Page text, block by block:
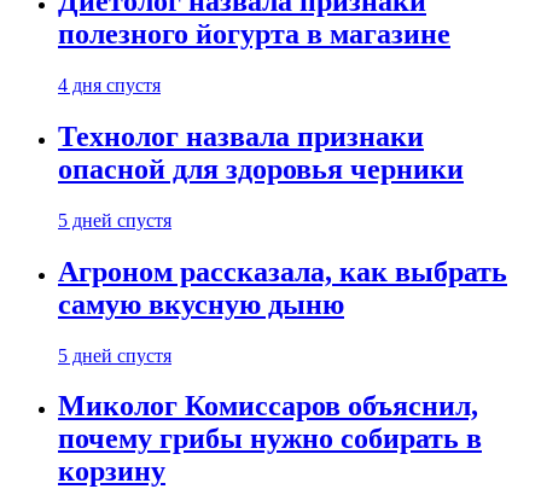
полезного йогурта в магазине
4 дня спустя
Технолог назвала признаки
опасной для здоровья черники
5 дней спустя
Агроном рассказала, как выбрать
самую вкусную дыню
5 дней спустя
Миколог Комиссаров объяснил,
почему грибы нужно собирать в
корзину